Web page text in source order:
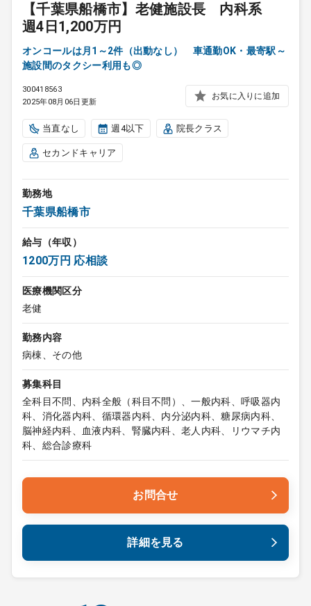
【千葉県船橋市】老健施設長 内科系
週4日1,200万円
オンコールは月1～2件（出動なし） 車通勤OK・最寄駅～
施設間のタクシー利用も◎
300418563
2025年08月06日更新
お気に入りに追加
当直なし 週4以下 院長クラス
セカンドキャリア
勤務地
千葉県船橋市
給与（年収）
1200万円 応相談
医療機関区分
老健
勤務内容
病棟、その他
募集科目
全科目不問、内科全般（科目不問）、一般内科、呼吸器内
科、消化器内科、循環器内科、内分泌内科、糖尿病内科、
脳神経内科、血液内科、腎臓内科、老人内科、リウマチ内
科、総合診療科
お問合せ
詳細を見る